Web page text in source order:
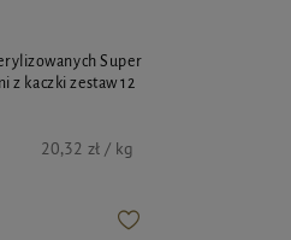
Super
z kaczki zestaw 12
20,32 zł / kg